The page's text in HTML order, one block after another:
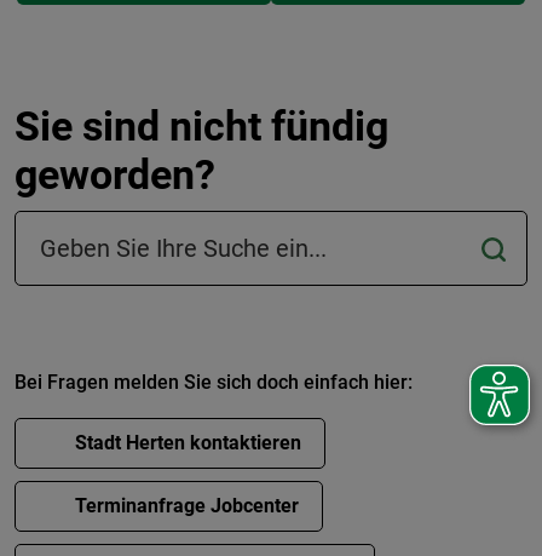
Sie sind nicht fündig
geworden?
Suchfeld in der Fußzeile
Bei Fragen melden Sie sich doch einfach hier:
Stadt Herten kontaktieren
Terminanfrage Jobcenter